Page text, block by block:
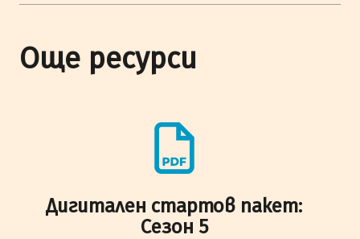
Още ресурси
Дигитален стартов пакет:
Сезон 5